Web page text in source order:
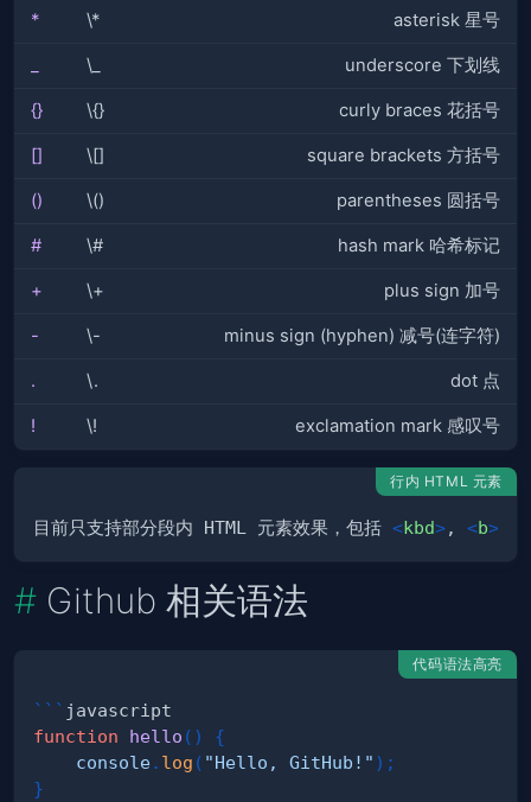
* \* asterisk 星号
\_ underscore 下划线
{} \{} curly braces 花括号
[] \[] square brackets 方括号
() \() parentheses 圆括号
# \# hash mark 哈希标记
+ \+ plus sign 加号
- \- minus sign (hyphen) 减号(连字符)
. \. dot 点
! \! exclamation mark 感叹号
行内 HTML 元素
目前只支持部分段内 HTML 元素效果，包括 <kbd>, <b>
Github 相关语法
代码语法高亮
``` javascript
function
hello ( )
{
console. log ( "Hello, GitHub!" ) ;
}